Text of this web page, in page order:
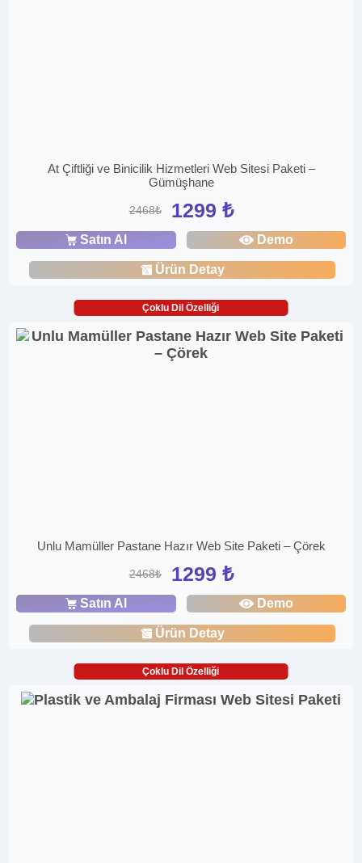
At Çiftliği ve Binicilik Hizmetleri Web Sitesi Paketi –
Gümüşhane
2468₺ 1299 ₺
Satın Al Demo
Ürün Detay
Çoklu Dil Özelliği
Unlu Mamüller Pastane Hazır Web Site Paketi – Çörek
2468₺ 1299 ₺
Satın Al Demo
Ürün Detay
Çoklu Dil Özelliği